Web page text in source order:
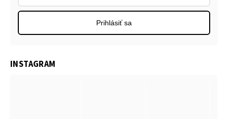
Prihlásiť sa
INSTAGRAM